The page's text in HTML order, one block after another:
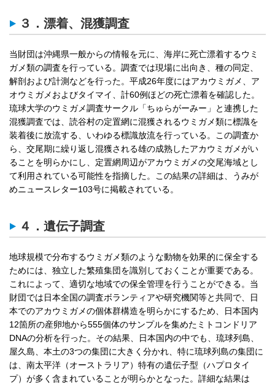
３．漂着、混獲調査
当財団は沖縄県一般からの情報を元に、海岸に死亡漂着するウミ
ガメ類の調査を行っている。調査では現場に出向き、種の同定、
解剖および計測などを行った。平成26年度にはアカウミガメ、ア
オウミガメおよびタイマイ、計60例ほどの死亡漂着を確認した。
琉球大学のウミガメ調査サークル「ちゅらがーみー」と連携した
混獲調査では、読谷村の定置網に混獲されるウミガメ類に標識を
装着後に放流する、いわゆる標識放流を行っている。この調査か
ら、交尾期に繰り返し混獲される雄の成熟したアカウミガメがい
ることを明らかにし、定置網周辺がアカウミガメの交尾海域とし
て利用されている可能性を指摘した。この結果の詳細は、うみが
めニュースレター103号に掲載されている。
４．遺伝子調査
地球規模で分布するウミガメ類のような動物を効果的に保全する
ためには、独立した繁殖集団を識別しておくことが重要である。
これによって、適切な地域での保全管理を行うことができる。当
財団では日本全国の調査ボランティアや研究機関等と共同で、日
本でのアカウミガメの個体群構造を明らかにするため、日本国内
12箇所の産卵地から555個体のサンプルを集めたミトコンドリア
DNAの分析を行った。その結果、日本国内の中でも、琉球列島、
屋久島、本土の3つの集団に大きく分かれ、特に琉球列島の集団に
は、南太平洋（オーストラリア）特有の遺伝子型（ハプロタイ
プ）が多く含まれていることが明らかとなった。詳細な結果は